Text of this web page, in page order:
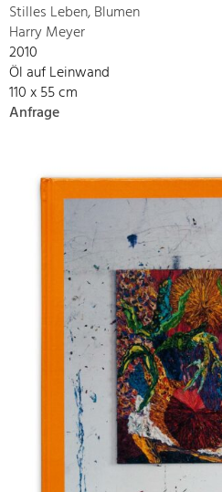
Stilles Leben, Blumen
Harry Meyer
2010
Öl auf Leinwand
110 x 55 cm
Anfrage